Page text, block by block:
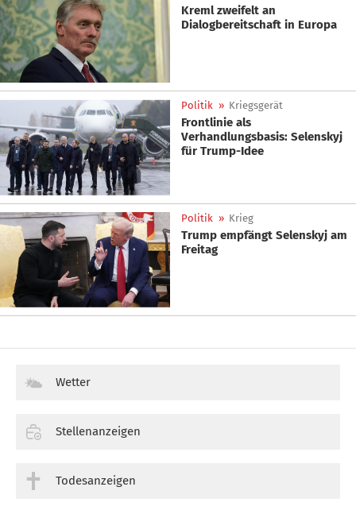
Kreml zweifelt an
Dialogbereitschaft in Europa
Politik » Kriegsgerät
Frontlinie als
Verhandlungsbasis: Selenskyj
für Trump-Idee
Politik » Krieg
Trump empfängt Selenskyj am
Freitag
Wetter
Stellenanzeigen
Todesanzeigen